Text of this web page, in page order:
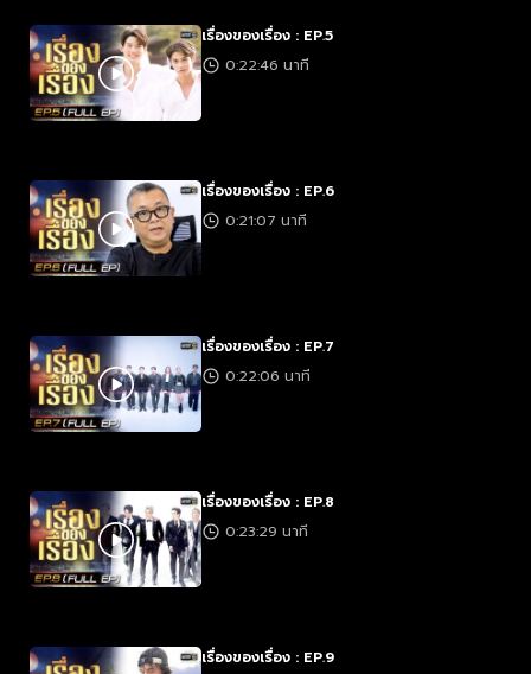
เรื่องของเรื่อง : EP.5
0:22:46 นาที
เรื่องของเรื่อง : EP.6
0:21:07 นาที
เรื่องของเรื่อง : EP.7
0:22:06 นาที
เรื่องของเรื่อง : EP.8
0:23:29 นาที
เรื่องของเรื่อง : EP.9